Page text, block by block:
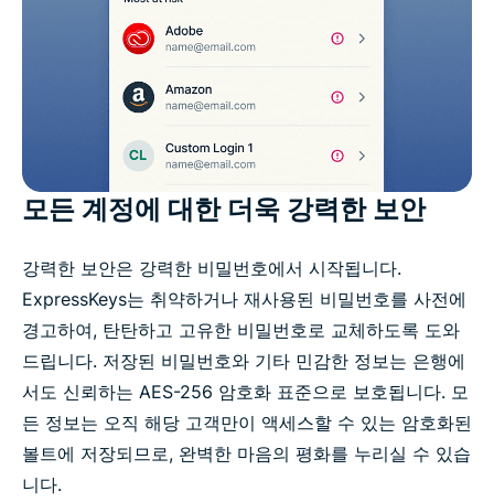
모든 계정에 대한 더욱 강력한 보안
강력한 보안은 강력한 비밀번호에서 시작됩니다.
ExpressKeys는 취약하거나 재사용된 비밀번호를 사전에
경고하여, 탄탄하고 고유한 비밀번호로 교체하도록 도와
드립니다. 저장된 비밀번호와 기타 민감한 정보는 은행에
서도 신뢰하는 AES-256 암호화 표준으로 보호됩니다. 모
든 정보는 오직 해당 고객만이 액세스할 수 있는 암호화된
볼트에 저장되므로, 완벽한 마음의 평화를 누리실 수 있습
니다.